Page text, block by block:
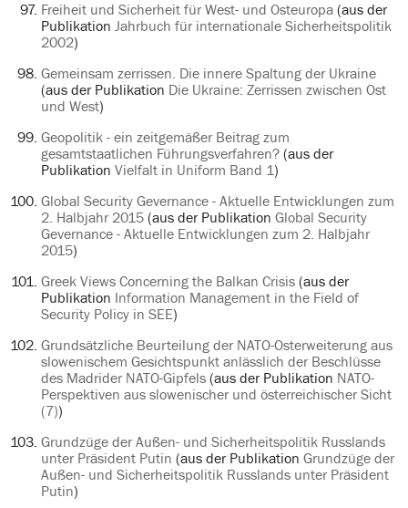
Freiheit und Sicherheit für West- und Osteuropa(aus der
Publikation Jahrbuch für internationale Sicherheitspolitik
2002)
Gemeinsam zerrissen. Die innere Spaltung der Ukraine
(aus der Publikation Die Ukraine: Zerrissen zwischen Ost
und West)
Geopolitik - ein zeitgemäßer Beitrag zum
gesamtstaatlichen Führungsverfahren?(aus der
Publikation Vielfalt in Uniform Band 1 )
Global Security Gevernance - Aktuelle Entwicklungen zum
2. Halbjahr 2015(aus der Publikation Global Security
Gevernance - Aktuelle Entwicklungen zum 2. Halbjahr
2015)
Greek Views Concerning the Balkan Crisis(aus der
Publikation Information Management in the Field of
Security Policy in SEE)
Grundsätzliche Beurteilung der NATO-Osterweiterung aus
slowenischem Gesichtspunkt anlässlich der Beschlüsse
des Madrider NATO-Gipfels(aus der Publikation NATO-
Perspektiven aus slowenischer und österreichischer Sicht
(7))
Grundzüge der Außen- und Sicherheitspolitik Russlands
unter Präsident Putin (aus der Publikation Grundzüge der
Außen- und Sicherheitspolitik Russlands unter Präsident
Putin)